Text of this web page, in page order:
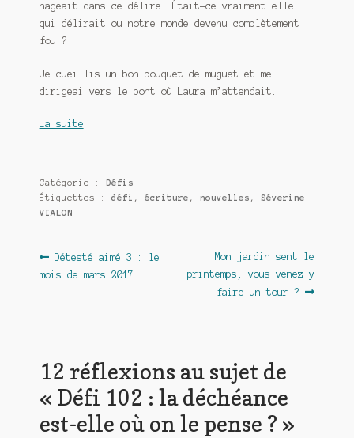
nageait dans ce délire. Était-ce vraiment elle
qui délirait ou notre monde devenu complètement
fou ?
Je cueillis un bon bouquet de muguet et me
dirigeai vers le pont où Laura m’attendait.
La suite
Catégorie : Défis
Étiquettes : défi , écriture , nouvelles , Séverine
VIALON
Navigation
de
Article
précédent :
Détesté aimé 3 : le
mois de mars 2017
Article
suivant :
Mon jardin sent le
printemps, vous venez y
faire un tour ?
12 réflexions au sujet de
« Défi 102 : la déchéance
est-elle où on le pense ? »